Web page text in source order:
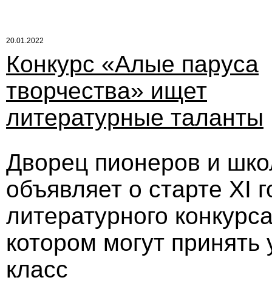
20.01.2022
Конкурс «Алые паруса
творчества» ищет
литературные таланты
Дворец пионеров и
объявляет о старте XI
литературного
котором могут
класс